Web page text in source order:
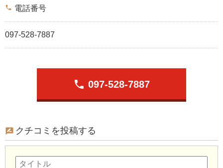
phone 電話番号
097-528-7887
phone 097-528-7887
クチコミを投稿する